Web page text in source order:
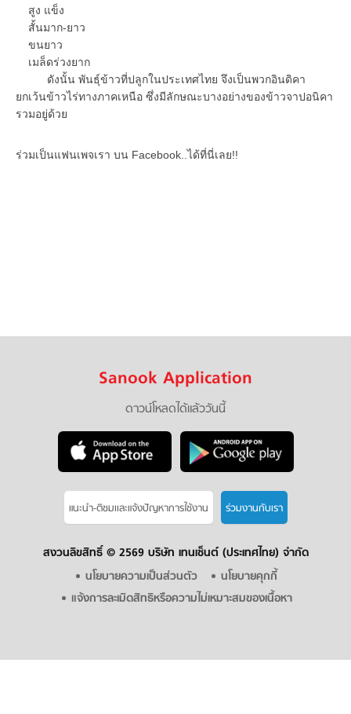
สูง แข็ง
สั้นมาก-ยาว
ขนยาว
เมล็ดร่วงยาก
ดังนั้น พันธุ์ข้าวที่ปลูกในประเทศไทย จึงเป็นพวกอินดิคา
ยกเว้นข้าวไร่ทางภาคเหนือ ซึ่งมีลักษณะบางอย่างของข้าวจาปอนิคา
รวมอยู่ด้วย
ร่วมเป็นแฟนเพจเรา บน Facebook..ได้ที่นี่เลย!!
Sanook Application
ดาวน์โหลดได้แล้ววันนี้
แนะนำ-ติชมเเละแจ้งปัญหาการใช้งาน ร่วมงานกับเรา
สงวนลิขสิทธิ์ © 2569 บริษัท เทนเซ็นต์ (ประเทศไทย) จำกัด
นโยบายความเป็นส่วนตัว
นโยบายคุกกี้
แจ้งการละเมิดสิทธิหรือความไม่เหมาะสมของเนื้อหา